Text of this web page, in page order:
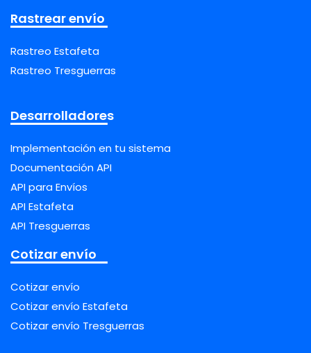
Rastrear envío
Rastreo Estafeta
Rastreo Tresguerras
Desarrolladores
Implementación en tu sistema
Documentación API
API para Envíos
API Estafeta
API Tresguerras
Cotizar envío
Cotizar envío
Cotizar envío Estafeta
Cotizar envío Tresguerras